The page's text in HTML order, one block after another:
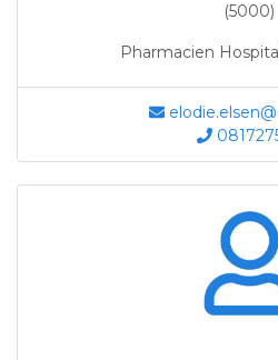
(5000)
Pharmacien